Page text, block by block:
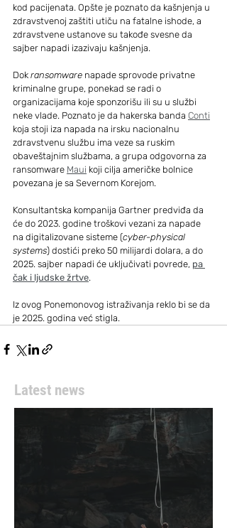
kod pacijenata. Opšte je poznato da kašnjenja u
zdravstvenoj zaštiti utiču na fatalne ishode, a
zdravstvene ustanove su takođe svesne da
sajber napadi izazivaju kašnjenja.
Dok ransomware napade sprovode privatne
kriminalne grupe, ponekad se radi o
organizacijama koje sponzorišu ili su u službi
neke vlade. Poznato je da hakerska banda Conti
koja stoji iza napada na irsku nacionalnu
zdravstvenu službu ima veze sa ruskim
obaveštajnim službama, a grupa odgovorna za
ransomware Maui koji cilja američke bolnice
povezana je sa Severnom Korejom.
Konsultantska kompanija Gartner predviđa da
će do 2023. godine troškovi vezani za napade
na digitalizovane sisteme (cyber-physical
systems) dostići preko 50 milijardi dolara, a do
2025. sajber napadi će uključivati povrede, pa
čak i ljudske žrtve.
Iz ovog Ponemonovog istraživanja reklo bi se da
je 2025. godina već stigla.
Latest news